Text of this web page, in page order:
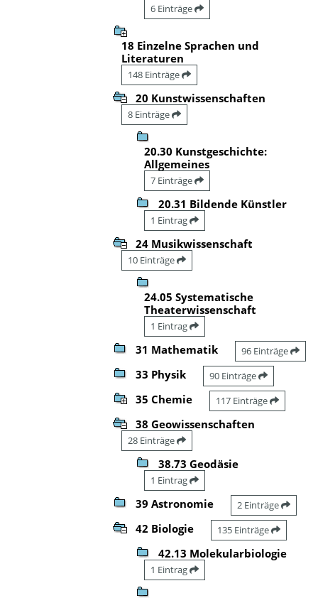
6 Einträge
18 Einzelne Sprachen und
Literaturen
148 Einträge
20 Kunstwissenschaften
8 Einträge
20.30 Kunstgeschichte:
Allgemeines
7 Einträge
20.31 Bildende Künstler
1 Eintrag
24 Musikwissenschaft
10 Einträge
24.05 Systematische
Theaterwissenschaft
1 Eintrag
31 Mathematik 96 Einträge
33 Physik 90 Einträge
35 Chemie 117 Einträge
38 Geowissenschaften
28 Einträge
38.73 Geodäsie
1 Eintrag
39 Astronomie 2 Einträge
42 Biologie 135 Einträge
42.13 Molekularbiologie
1 Eintrag